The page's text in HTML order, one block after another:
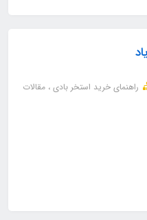
راهنمای خرید استخر بادی مقالات